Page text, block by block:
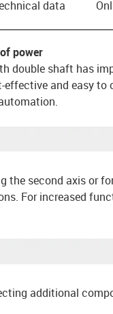
data
power
double shaft has
effective and easy
the second axis or
For increased
additional